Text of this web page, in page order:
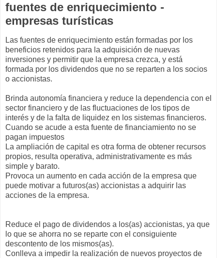
fuentes de enriquecimiento -
empresas turísticas
Las fuentes de enriquecimiento están formadas por los
beneficios retenidos para la adquisición de nuevas
inversiones y permitir que la empresa crezca, y está
formada por los dividendos que no se reparten a los socios
o accionistas.
Brinda autonomía financiera y reduce la dependencia con el
sector financiero y de las fluctuaciones de los tipos de
interés y de la falta de liquidez en los sistemas financieros.
Cuando se acude a esta fuente de financiamiento no se
pagan impuestos
La ampliación de capital es otra forma de obtener recursos
propios, resulta operativa, administrativamente es más
simple y barato.
Provoca un aumento en cada acción de la empresa que
puede motivar a futuros(as) accionistas a adquirir las
acciones de la empresa.
Reduce el pago de dividendos a los(as) accionistas, ya que
lo que se ahorra no se reparte con el consiguiente
descontento de los mismos(as).
Conlleva a impedir la realización de nuevos proyectos de